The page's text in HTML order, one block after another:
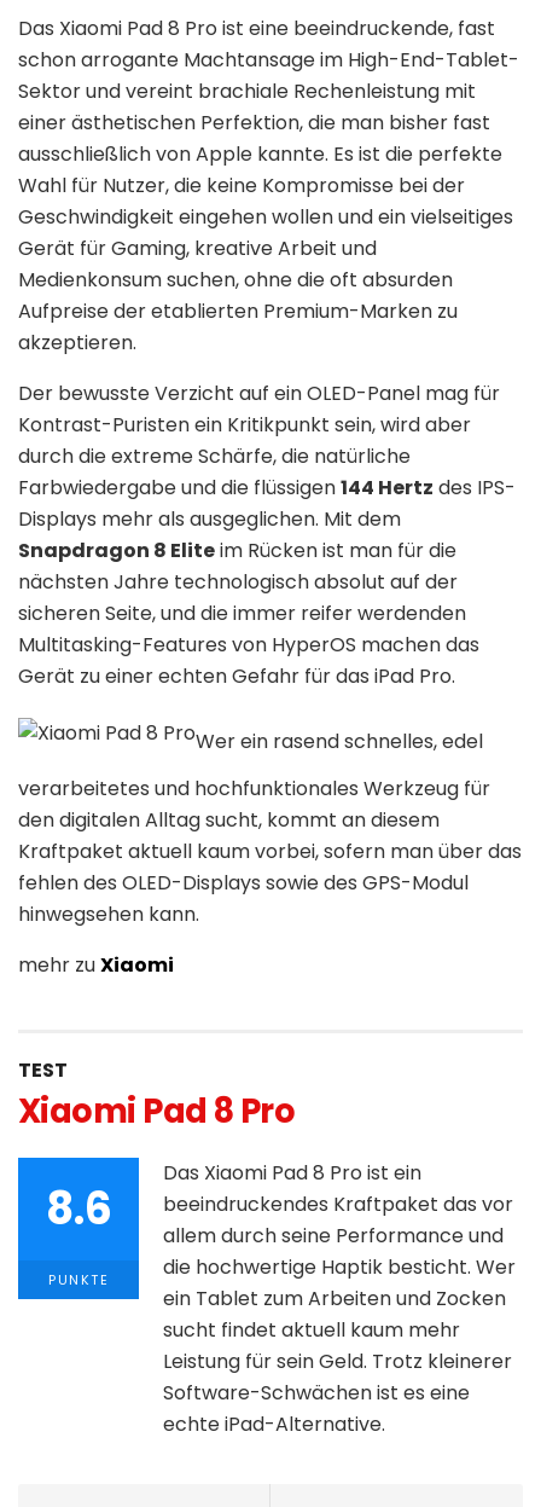
Das Xiaomi Pad 8 Pro ist eine beeindruckende, fast
schon arrogante Machtansage im High-End-Tablet-
Sektor und vereint brachiale Rechenleistung mit
einer ästhetischen Perfektion, die man bisher fast
ausschließlich von Apple kannte. Es ist die perfekte
Wahl für Nutzer, die keine Kompromisse bei der
Geschwindigkeit eingehen wollen und ein vielseitiges
Gerät für Gaming, kreative Arbeit und
Medienkonsum suchen, ohne die oft absurden
Aufpreise der etablierten Premium-Marken zu
akzeptieren.
Der bewusste Verzicht auf ein OLED-Panel mag für
Kontrast-Puristen ein Kritikpunkt sein, wird aber
durch die extreme Schärfe, die natürliche
Farbwiedergabe und die flüssigen144 Hertz des IPS-
Displays mehr als ausgeglichen. Mit dem
Snapdragon 8 Eliteim Rücken ist man für die
nächsten Jahre technologisch absolut auf der
sicheren Seite, und die immer reifer werdenden
Multitasking-Features von HyperOS machen das
Gerät zu einer echten Gefahr für das iPad Pro.
Wer ein rasend schnelles, edel
verarbeitetes und hochfunktionales Werkzeug für
den digitalen Alltag sucht, kommt an diesem
Kraftpaket aktuell kaum vorbei, sofern man über das
fehlen des OLED-Displays sowie des GPS-Modul
hinwegsehen kann.
mehr zuXiaomi
TEST
Xiaomi Pad 8 Pro
8.6
PUNKTE
Das Xiaomi Pad 8 Pro ist ein
beeindruckendes Kraftpaket das vor
allem durch seine Performance und
die hochwertige Haptik besticht. Wer
ein Tablet zum Arbeiten und Zocken
sucht findet aktuell kaum mehr
Leistung für sein Geld. Trotz kleinerer
Software-Schwächen ist es eine
echte iPad-Alternative.